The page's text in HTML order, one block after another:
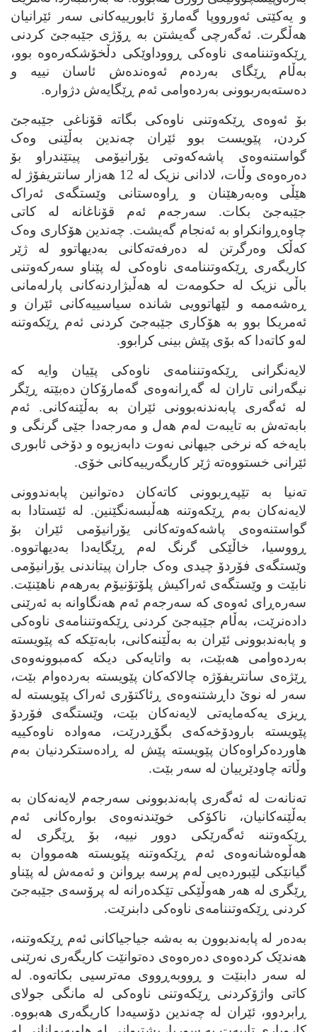
و یه‌کێتی ئه‌ورووپا گه‌مارۆ ئابورییه‌کانی سه‌ر ئێرانیان
هه‌ڵگرت. ئه‌گه‌رچی گه‌یشتن به‌ ڕۆژی جێبه‌جێ کردنی
ڕێکه‌وتننامه‌ی ناوه‌کی ڕووداوێکی دڵخۆشکه‌ره‌وه‌ بوو،
به‌ڵام ڕێگای به‌رده‌م ئه‌وه‌نده‌ش ئاسان نییه‌ و
ده‌سته‌به‌ربوونی به‌رده‌وامی ئه‌م ڕێگایه‌ش دژواره‌.
بۆ ئه‌وه‌ی ڕێکه‌وتنی ناوه‌کی بگاته‌ قۆناغی جێبه‌جێ
کردن، پێویست بوو ئێران چه‌ندین به‌ڵێنی وه‌ک
گواستنه‌وه‌ی پاشه‌که‌وتی یۆرانیۆمی پیتێندراو بۆ
ده‌ره‌وه‌ی وڵات، لادانی نزیک له‌ 12 هه‌زار سانتریفۆژ له‌
هێڵی وه‌به‌رهێنان و ڕاوه‌ستانی وێستگه‌ی ئه‌راک
جێبه‌جێ بکات. سه‌رجه‌م ئه‌م قۆناغانه‌ له‌ کاتی
چاوه‌ڕوانکراو به‌ ئه‌نجام گه‌یشت. چه‌ندین هۆکاری وه‌ک
که‌ڵک وه‌رگرتن له‌ ده‌رفه‌ته‌کانی به‌دیهاتوو له‌ ژێر
کاریگه‌ری ڕێکه‌وتننامه‌ی ناوه‌کی له‌ پێناو سه‌رکه‌وتنی
باڵی نزیک له‌ حکومه‌ت له‌ هه‌ڵبژاردنه‌کانی پارله‌مانی
ڕه‌شه‌ممه‌ و لێهاتوویی شانده‌ سیاسییه‌کانی ئێران و
ئه‌مریکا بوو به‌ هۆکاری جێبه‌جێ کردنی ئه‌م ڕێکه‌وتنه‌
له‌و کاته‌دا که‌ بۆی پێش بینی کرابوو.
لایه‌نگرانی ڕێکه‌وتننامه‌ی ناوه‌کی پێیان وایه‌ که‌
نیگه‌رانی تاران له‌ گه‌ڕانه‌وه‌ی گه‌مارۆکان ده‌بێته‌ ڕێگر
له‌ ئه‌گه‌ری پابه‌ندنه‌بوونی ئێران به‌ به‌ڵێنه‌کانی. ئه‌م
بابه‌ته‌ش به‌ تایبه‌ت له‌م هه‌ل و مه‌رجه‌دا جێی گرنگی و
بایه‌خه‌ که‌ نرخی جیهانی نه‌وت دابه‌زیوه‌ و دۆخی ئابوری
ئێرانی خستووه‌ته‌ ژێر کاریگه‌رییه‌کانی خۆی.
ته‌نیا به‌ تێپه‌ڕبوونی کاته‌کان ده‌توانین پابه‌ندوونی
لایه‌نه‌کان به‌م ڕێکه‌وتنه‌ هه‌ڵبسه‌نگێنین. له‌ ئێستادا به‌
گواستنه‌وه‌ی پاشه‌که‌وته‌کانی یۆرانیۆمی ئێران بۆ
ڕووسیا، خاڵێکی گرنگ له‌م ڕێگایه‌دا به‌دیهاتووه‌.
وێستگه‌ی فۆردۆ چیدی وه‌ک جاران پیتاندنی یۆرانیۆمی
نابێت و وێستگه‌ی ئه‌راکیش پلۆتۆنیۆم به‌رهه‌م ناهێنێت.
سه‌ره‌ڕای ئه‌وه‌ی که‌ سه‌رجه‌م ئه‌م هه‌نگاوانه‌ به‌ ئه‌رێنی
داده‌نرێت، به‌ڵام جێبه‌جێ کردنی ڕێکه‌وتننامه‌ی ناوه‌کی
و پابه‌ندبوونی ئێران به‌ به‌ڵێنه‌کانی، بابه‌تێکه‌ که‌ پێویسته‌
به‌رده‌وامی هه‌بێت، به‌ واتایه‌کی دیکه‌ که‌مبوونه‌وه‌ی
ڕێژه‌ی سانتریفۆژه‌ چالاکه‌کان پێویسته‌ به‌رده‌وام بێت،
سه‌ر له‌ نوێ داڕشتنه‌وه‌ی ڕئاکتۆری ئه‌راک پێویسته‌ له‌
ڕیزی یه‌که‌مایه‌تی لایه‌نه‌کان بێت، وێستگه‌ی فۆردۆ
پێویسته‌ بارودۆخه‌که‌ی بگۆڕدرێت، مه‌واده‌ ناوه‌کییه‌
هاورده‌کراوه‌کان پێویسته‌ پێش له‌ ڕاده‌ستکردنیان به‌م
وڵاته‌ چاودێرییان له‌ سه‌ر بێت.
ته‌نانه‌ت له‌ ئه‌گه‌ری پابه‌ندبوونی سه‌رجه‌م لایه‌نه‌کان به‌
به‌ڵێنه‌کانیان، ناکۆکی خوێندنه‌وه‌ی بواره‌کانی ئه‌م
ڕێکه‌وتنه‌ ئه‌گه‌رێکی دوور نییه‌، بۆ ڕێگری له‌
هه‌ڵوه‌شانه‌وه‌ی ئه‌م ڕێکه‌وتنه‌ پێویسته‌ هه‌مووان به‌
گیانێکی لێبورده‌یی له‌م پرسه‌ بڕوانن و ئه‌مه‌ش له‌ پێناو
ڕێگری له‌ هه‌ر هه‌وڵێکی تێکده‌رانه‌ له‌ پرۆسه‌ی جێبه‌جێ
کردنی ڕێکه‌وتننامه‌ی ناوه‌کی دابنرێت.
به‌ده‌ر له‌ پابه‌ندبوون به‌ به‌شه‌ جیاجیاکانی ئه‌م ڕێکه‌وتنه‌،
هه‌ندێک کرده‌وه‌ی ده‌ره‌وه‌ی ده‌توانێت کاریگه‌ری نه‌رێنی
له‌ سه‌ر دابنێت و ڕووبه‌ڕووی مه‌ترسیی بکاته‌وه‌. له‌
کاتی واژۆکردنی ڕێکه‌وتنی ناوه‌کی له‌ مانگی جولای
ڕابردوو، ئێران له‌ چه‌ندین دۆسیه‌دا کاریگه‌ری هه‌بووه‌.